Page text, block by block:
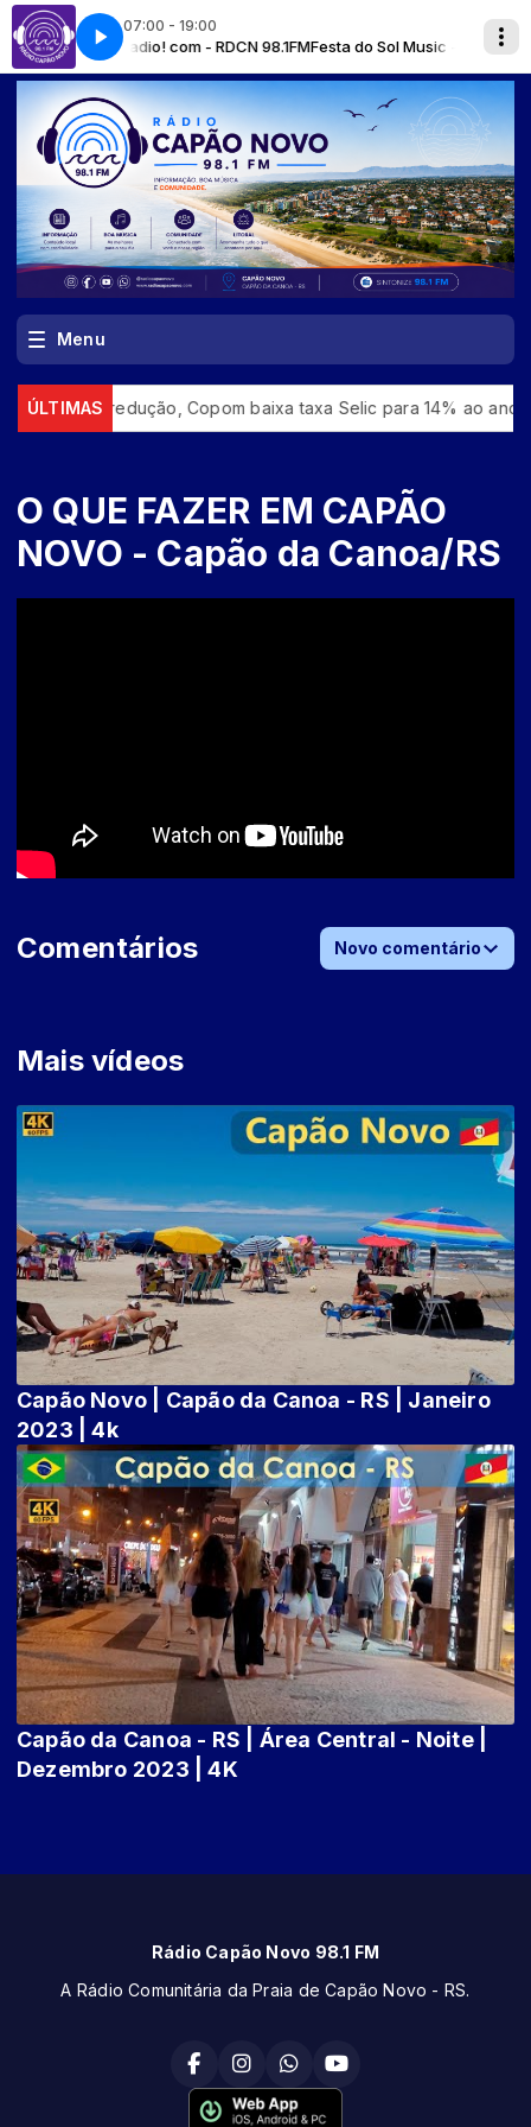
07:00 - 19:00
com - RDCN 98.1FMFesta do Sol Music - O som que vem dos
Menu
ÚLTIMAS
redução, Copom baixa taxa Selic para 14% ao ano Flipei:
O QUE FAZER EM CAPÃO
NOVO - Capão da Canoa/RS
Mais vídeos
Capão Novo | Capão da Canoa - RS | Janeiro
2023 | 4k
Capão da Canoa - RS | Área Central - Noite |
Dezembro 2023 | 4K
Comentários Novo comentário
Rádio Capão Novo 98.1 FM
A Rádio Comunitária da Praia de Capão Novo - RS.